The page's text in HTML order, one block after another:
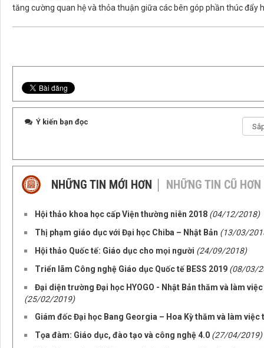
tăng cường quan hệ và thỏa thuận giữa các bên góp phần thúc đẩy
Ý kiến bạn đọc
NHỮNG TIN MỚI HƠN NHỮNG TIN CŨ HƠN
Hội thảo khoa học cấp Viện thường niên 2018 (04/12/2018)
Thị phạm giáo dục với Đại học Chiba – Nhật Bản (13/03/
Hội thảo Quốc tế: Giáo dục cho mọi người (24/09/2018)
Triển lãm Công nghệ Giáo dục Quốc tế BESS 2019 (08/03/
Đại diện trường Đại học HYOGO - Nhật Bản thăm và làm
(25/02/2019)
Giám đốc Đại học Bang Georgia – Hoa Kỳ thăm và làm việc
Tọa đàm: Giáo dục, đào tạo và công nghệ 4.0 (27/04/2019)